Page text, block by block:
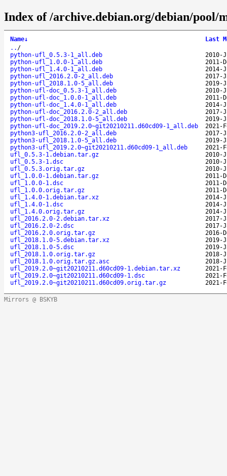
Index of /archive.debian.org/debian/pool/
Name↓
Last
.. /
python-ufl_0.5.3-1_all.deb
2010-
python-ufl_1.0.0-1_all.deb
2011-
python-ufl_1.4.0-1_all.deb
2014-
python-ufl_2016.2.0-2_all.deb
2017-
python-ufl_2018.1.0-5_all.deb
2019-
python-ufl-doc_0.5.3-1_all.deb
2010-
python-ufl-doc_1.0.0-1_all.deb
2011-
python-ufl-doc_1.4.0-1_all.deb
2014-
python-ufl-doc_2016.2.0-2_all.deb
2017-
python-ufl-doc_2018.1.0-5_all.deb
2019-
python-ufl-doc_2019.2.0~git20210211.d60cd09-1_all.deb
2021-
python3-ufl_2016.2.0-2_all.deb
2017-
python3-ufl_2018.1.0-5_all.deb
2019-
python3-ufl_2019.2.0~git20210211.d60cd09-1_all.deb
2021-
ufl_0.5.3-1.debian.tar.gz
2010-
ufl_0.5.3-1.dsc
2010-
ufl_0.5.3.orig.tar.gz
2010-
ufl_1.0.0-1.debian.tar.gz
2011-
ufl_1.0.0-1.dsc
2011-
ufl_1.0.0.orig.tar.gz
2011-
ufl_1.4.0-1.debian.tar.xz
2014-
ufl_1.4.0-1.dsc
2014-
ufl_1.4.0.orig.tar.gz
2014-
ufl_2016.2.0-2.debian.tar.xz
2017-
ufl_2016.2.0-2.dsc
2017-
ufl_2016.2.0.orig.tar.gz
2016-
ufl_2018.1.0-5.debian.tar.xz
2019-
ufl_2018.1.0-5.dsc
2019-
ufl_2018.1.0.orig.tar.gz
2018-
ufl_2018.1.0.orig.tar.gz.asc
2018-
ufl_2019.2.0~git20210211.d60cd09-1.debian.tar.xz
2021-
ufl_2019.2.0~git20210211.d60cd09-1.dsc
2021-
ufl_2019.2.0~git20210211.d60cd09.orig.tar.gz
2021-
Mirrors @ BSKYB